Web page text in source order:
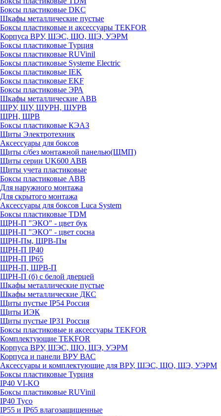
Боксы пластиковые DKC
Шкафы металлические пустые
Боксы пластиковые и аксессуары TEKFOR
Корпуса ВРУ, ШЭС, ЩО, ЩЭ, УЭРМ
Боксы пластиковые Турция
Боксы пластиковые RUVinil
Боксы пластиковые Systeme Electric
Боксы пластиковые IEK
Боксы пластиковые EKF
Боксы пластиковые ЭРА
Шкафы металлические ABB
ЩРУ, ЩУ, ЩУРН, ЩУРВ
ЩРН, ЩРВ
Боксы пластиковые КЭАЗ
Щиты Электротехник
Аксессуары для боксов
Щиты с/без монтажной панелью(ЩМП)
Щиты серии UK600 ABB
Щиты учета пластиковые
Боксы пластиковые ABB
Для наружного монтажа
Для скрытого монтажа
Аксессуары для боксов Luca System
Боксы пластиковые TDM
ЩРН-П "ЭКО" - цвет бук
ЩРН-П "ЭКО" - цвет сосна
ЩРН-Пм, ЩРВ-Пм
ЩРН-П IP40
ЩРН-П IP65
ЩРН-П, ЩРВ-П
ЩРН-П (б) с белой дверцей
Шкафы металлические пустые
Шкафы металлические ДКС
Щиты пустые IP54 Россия
Щиты ИЭК
Щиты пустые IP31 Россия
Боксы пластиковые и аксессуары TEKFOR
Комплектующие TEKFOR
Корпуса ВРУ, ШЭС, ЩО, ЩЭ, УЭРМ
Корпуса и панели ВРУ ВАС
Аксессуары и комплектующие для ВРУ, ШЭС, ЩО, ЩЭ, УЭРМ
Боксы пластиковые Турция
IP40 VI-KO
Боксы пластиковые RUVinil
IP40 Тусо
IP55 и IP65 влагозащищенные